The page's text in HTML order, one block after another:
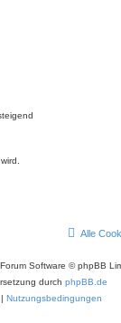
Alle
Software © phpBB
durch phpBB.de
| Nutzungsbedingungen